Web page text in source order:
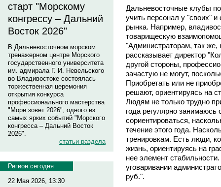
старт "Морскому
конгрессу – Дальний
Восток 2026"
В Дальневосточном морском
тренажерном центре Морского
государственного университета
им. адмирала Г. И. Невельского
во Владивостоке состоялась
торжественная церемония
открытия конкурса
профессионального мастерства
"Море зовет 2026", одного из
самых ярких событий "Морского
конгресса – Дальний Восток
2026".
статьи раздела
Регион сегодня
22 Мая 2026, 13:30
Дальневосточные клубы
учить персонал у "своих"
рынка. Например,
товарищескую
"Администраторам, так же,
рассказывает директор
другой стороны,
зачастую не могут,
Приобретать или не
решают, ориентируясь на
Людям не только трудно
года регулярно
сориентироваться,
течение этого года.
тренировкам. Есть люди,
жизнь, ориентируясь на
нее элемент
уговаривании
руб.".